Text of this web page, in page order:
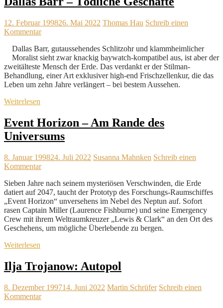
12. Februar 199826. Mai 2022 Thomas Hau Schreib einen
Kommentar
Dallas Barr, gutaussehendes Schlitzohr und klammheimlicher
Moralist sieht zwar knackig baywatch-kompatibel aus, ist aber der
zweitälteste Mensch der Erde. Das verdankt er der Stilman-
Behandlung, einer Art exklusiver high-end Frischzellenkur, die das
Leben um zehn Jahre verlängert – bei bestem Aussehen.
Weiterlesen
Event Horizon – Am Rande des
Universums
8. Januar 199824. Juli 2022 Susanna Mahnken Schreib einen
Kommentar
Sieben Jahre nach seinem mysteriösen Verschwinden, die Erde
datiert auf 2047, taucht der Prototyp des Forschungs-Raumschiffes
„Event Horizon“ unversehens im Nebel des Neptun auf. Sofort
rasen Captain Miller (Laurence Fishburne) und seine Emergency
Crew mit ihrem Weltraumkreuzer „Lewis & Clark“ an den Ort des
Geschehens, um mögliche Überlebende zu bergen.
Weiterlesen
Ilja Trojanow: Autopol
8. Dezember 199714. Juni 2022 Martin Schrüfer Schreib einen
Kommentar